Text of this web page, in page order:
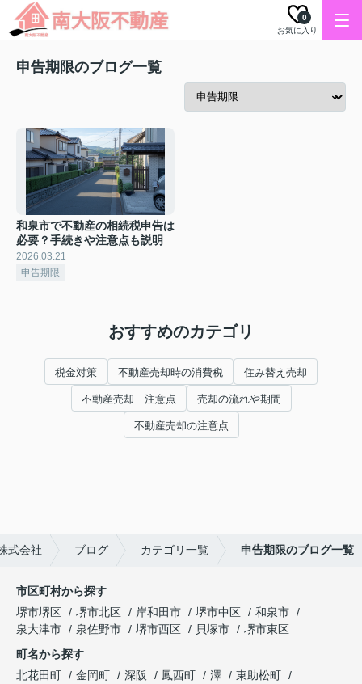
お気に入り
0
申告期限のブログ一覧
和泉市で不動産の相続税申告は
必要？手続きや注意点も説明
2026.03.21
申告期限
おすすめのカテゴリ
税金対策 不動産売却時の消費税 住み替え売却
不動産売却 注意点 売却の流れや期間
不動産売却の注意点
式会社 ブログ カテゴリ一覧 申告期限のブログ一覧
市区町村から探す
堺市堺区
堺市北区 岸和田市 堺市中区
和泉市
泉大津市
泉佐野市 堺市西区 貝塚市
堺市東区
町名から探す
北花田町
金岡町 深阪 鳳西町 澤
東助松町